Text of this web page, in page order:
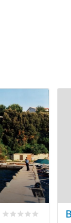
Valutato0 /5